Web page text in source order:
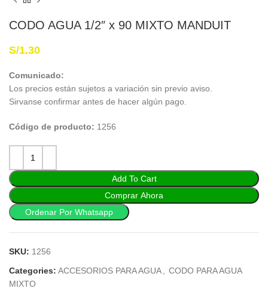
CODO AGUA 1/2″ x 90 MIXTO MANDUIT
S/1.30
Comunicado:
Los precios están sujetos a variación sin previo aviso.
Sirvanse confirmar antes de hacer algún pago.
Código de producto: 1256
Add To Cart
Comprar Ahora
Ordenar Por Whatsapp
SKU: 1256
Categories: ACCESORIOS PARA AGUA
CODO PARA AGUA
MIXTO